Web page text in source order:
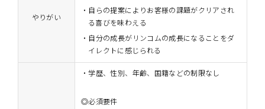
やりがい
自らの提案によりお客様の課題がクリアされ
る喜びを味わえる
自分の成長がリンコムの成長になることをダ
イレクトに感じられる
・学歴、性別、年齢、国籍などの制限なし
◎必須要件